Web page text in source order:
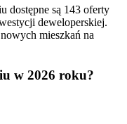
dostępne są 143 oferty
deweloperskiej.
mieszkań na
w 2026 roku?